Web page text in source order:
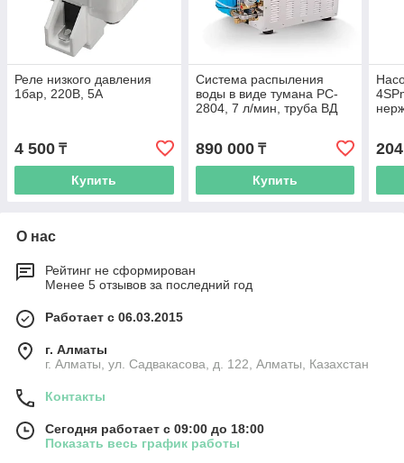
Реле низкого давления
1бар, 220В, 5А
4 500 ₸
Купить
Система распыления
воды в виде тумана PC-
2804, 7 л/мин, труба ВД
890 000₸
Купить
О нас
Рейтинг не сформирован
Менее 5 отзывов за последний год
Работает с 06.03.2015
г. Алматы
г. Алматы, ул. Садвакасова, д. 122, Алматы, Казахстан
Контакты
Сегодня работает с 09:00 до 18:00
Показать весь график работы